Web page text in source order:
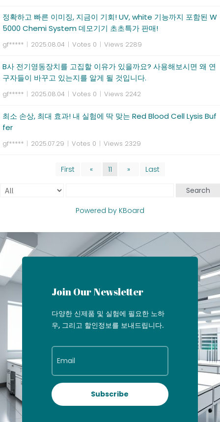
정확하고 빠른 이미징, 지금이 기회! UV, white 기능까지 포함된 W
5000 Chemi System 데모기기 초초특가 판매!
gf***** | 2025.08.04 | Votes 0 | Views 2289
B사 전기영동장치를 고집할 이유가 있을까요? 사용해보시면 왜 연
구자들이 바꾸고 있는지를 알게 될 것입니다.
gf***** | 2025.08.04 | Votes 0 | Views 2242
최소 손상, 최대 효과! 내 실험에 딱 맞는 Red Blood Cell Lysis Buf
fer
gf***** | 2025.07.29 | Votes 0 | Views 2329
First « 11 » Last
Search
Powered by KBoard
Join Our Newsletter
다양한 신제품 및 실험에 필요한 노하
우, 그리고 할인정보를 보내드립니다.
Subscribe